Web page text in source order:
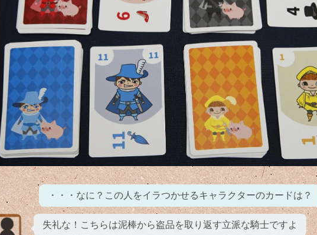
・・・なに？この人をイラつかせるキャラクターのカードは？
失礼な！こちらは泥棒から盗品を取り返す立派な騎士ですよ